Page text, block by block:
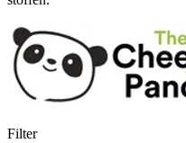
Filter